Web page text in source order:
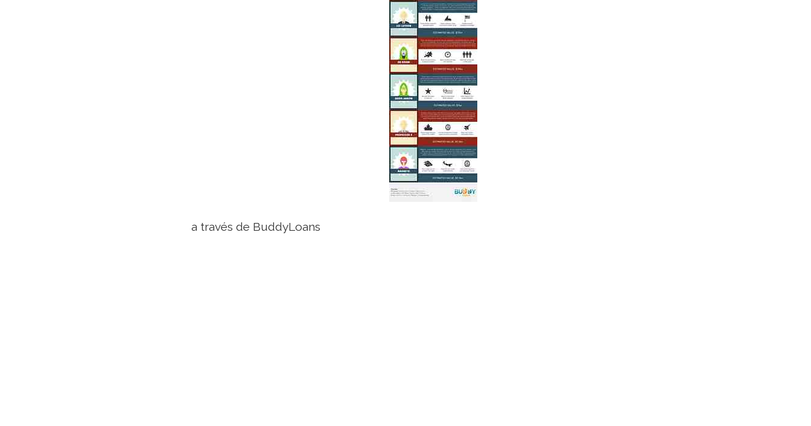
a través de BuddyLoans